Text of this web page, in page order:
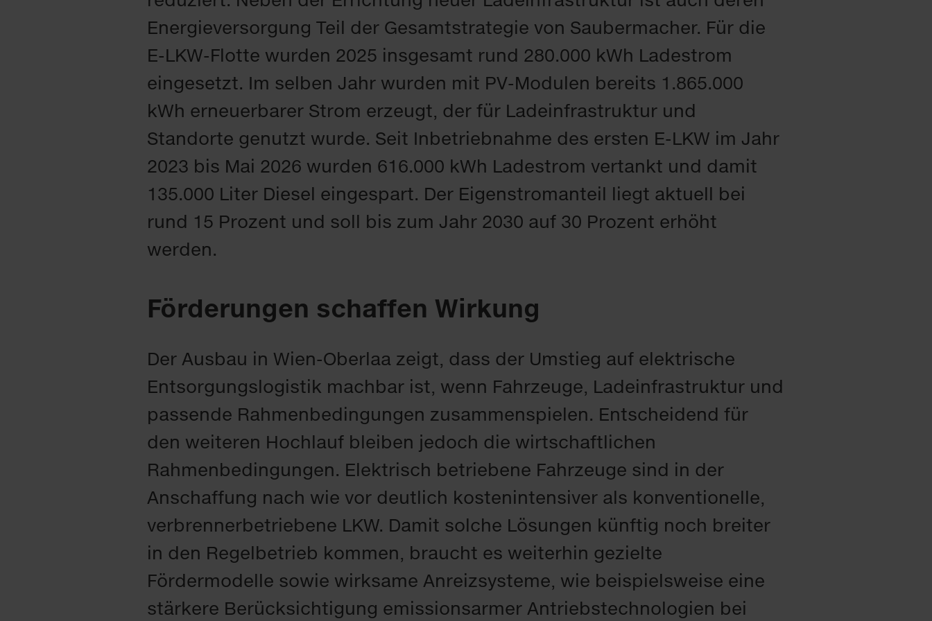
Energieversorgung Teil der Gesamtstrategie von Saubermacher. Für die
E-LKW-Flotte wurden 2025 insgesamt rund 280.000 kWh Ladestrom
eingesetzt. Im selben Jahr wurden mit PV-Modulen bereits 1.865.000
kWh erneuerbarer Strom erzeugt, der für Ladeinfrastruktur und
Standorte genutzt wurde. Seit Inbetriebnahme des ersten E-LKW im Jahr
2023 bis Mai 2026 wurden 616.000 kWh Ladestrom vertankt und damit
135.000 Liter Diesel eingespart. Der Eigenstromanteil liegt aktuell bei
rund 15 Prozent und soll bis zum Jahr 2030 auf 30 Prozent erhöht
werden.
Förderungen schaffen Wirkung
Der Ausbau in Wien-Oberlaa zeigt, dass der Umstieg auf elektrische
Entsorgungslogistik machbar ist, wenn Fahrzeuge, Ladeinfrastruktur und
passende Rahmenbedingungen zusammenspielen. Entscheidend für
den weiteren Hochlauf bleiben jedoch die wirtschaftlichen
Rahmenbedingungen. Elektrisch betriebene Fahrzeuge sind in der
Anschaffung nach wie vor deutlich kostenintensiver als konventionelle,
verbrennerbetriebene LKW. Damit solche Lösungen künftig noch breiter
in den Regelbetrieb kommen, braucht es weiterhin gezielte
Fördermodelle sowie wirksame Anreizsysteme, wie beispielsweise eine
stärkere Berücksichtigung emissionsarmer Antriebstechnologien bei